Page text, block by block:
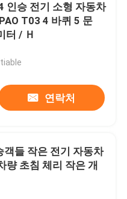
인승 전기 소형 자동차
T03 4 바퀴 5 문
터 / Ｈ
연락처
객들 작은 전기 자동차
량 초침 체리 작은 개